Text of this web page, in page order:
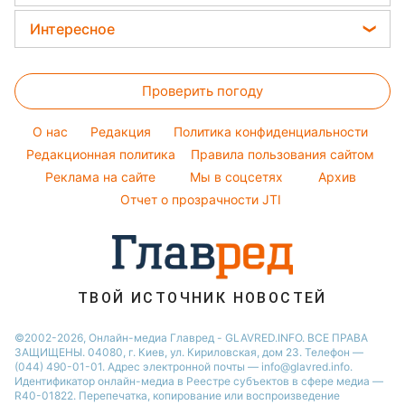
Настя Каменских
Виталий Козловский
Прогноз погоды
Цены на продукты
Окрашивание волос
Красивый маникюр
Модные ошибки
Советы от Андре Тана
Новости Харькова
Новости Полтавы
Новости Львова
Новости Сум
Новости Днепра
Новости Черкассы
Новости Тернополя
Новости Житомира
Новости Запорожья
Интересное
Тесты по картинке
Оптические иллюзии
Народные приметы
Все о шоу-бизнесе
Проверить погоду
O нас Редакция
Политика конфиденциальности
Редакционная политика
Правила пользования сайтом
Реклама на сайте
Мы в соцсетях
Архив
Отчет о прозрачности JTI
ТВОЙ ИСТОЧНИК НОВОСТЕЙ
©2002-2026, Онлайн-медиа Главред - GLAVRED.INFO. ВСЕ ПРАВА
ЗАЩИЩЕНЫ. 04080, г. Киев, ул. Кириловская, дом 23. Телефон —
(044) 490-01-01. Адрес электронной почты — info@glavred.info.
Идентификатор онлайн-медиа в Реестре cубъектов в сфере медиа —
R40-01822. Перепечатка, копирование или воспроизведение